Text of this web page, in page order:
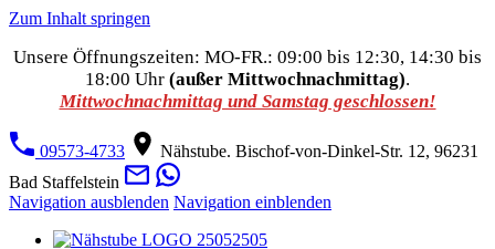
Zum Inhalt springen
Unsere Öffnungszeiten: MO-FR.: 09:00 bis 12:30, 14:30 bis
18:00 Uhr (außer Mittwochnachmittag).
Mittwochnachmittag und Samstag geschlossen!
09573-4733
Nähstube. Bischof-von-Dinkel-Str. 12, 96231
Bad Staffelstein
Navigation ausblenden Navigation einblenden